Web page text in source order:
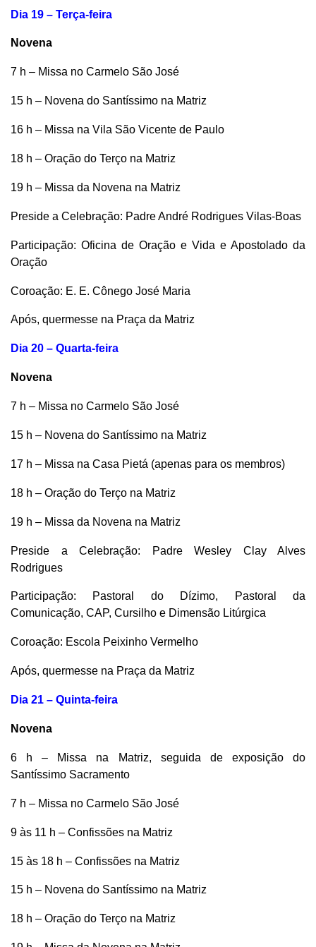
Dia 19 – Terça-feira
Novena
7 h – Missa no Carmelo São José
15 h – Novena do Santíssimo na Matriz
16 h – Missa na Vila São Vicente de Paulo
18 h – Oração do Terço na Matriz
19 h – Missa da Novena na Matriz
Preside a Celebração: Padre André Rodrigues Vilas-Boas
Participação: Oficina de Oração e Vida e Apostolado da
Oração
Coroação: E. E. Cônego José Maria
Após, quermesse na Praça da Matriz
Dia 20 – Quarta-feira
Novena
7 h – Missa no Carmelo São José
15 h – Novena do Santíssimo na Matriz
17 h – Missa na Casa Pietá (apenas para os membros)
18 h – Oração do Terço na Matriz
19 h – Missa da Novena na Matriz
Preside a Celebração: Padre Wesley Clay Alves
Rodrigues
Participação: Pastoral do Dízimo, Pastoral da
Comunicação, CAP, Cursilho e Dimensão Litúrgica
Coroação: Escola Peixinho Vermelho
Após, quermesse na Praça da Matriz
Dia 21 – Quinta-feira
Novena
6 h – Missa na Matriz, seguida de exposição do
Santíssimo Sacramento
7 h – Missa no Carmelo São José
9 às 11 h – Confissões na Matriz
15 às 18 h – Confissões na Matriz
15 h – Novena do Santíssimo na Matriz
18 h – Oração do Terço na Matriz